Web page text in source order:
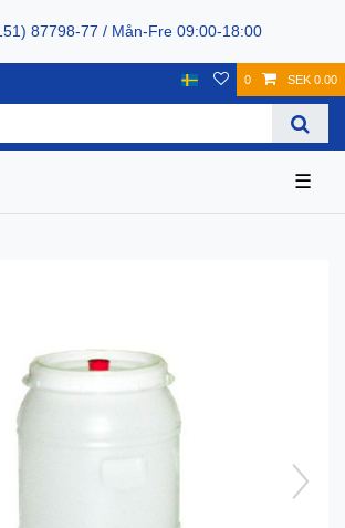
87798-77 / Mån-Fre 09:00-18:00
0 SEK 0.00
☰